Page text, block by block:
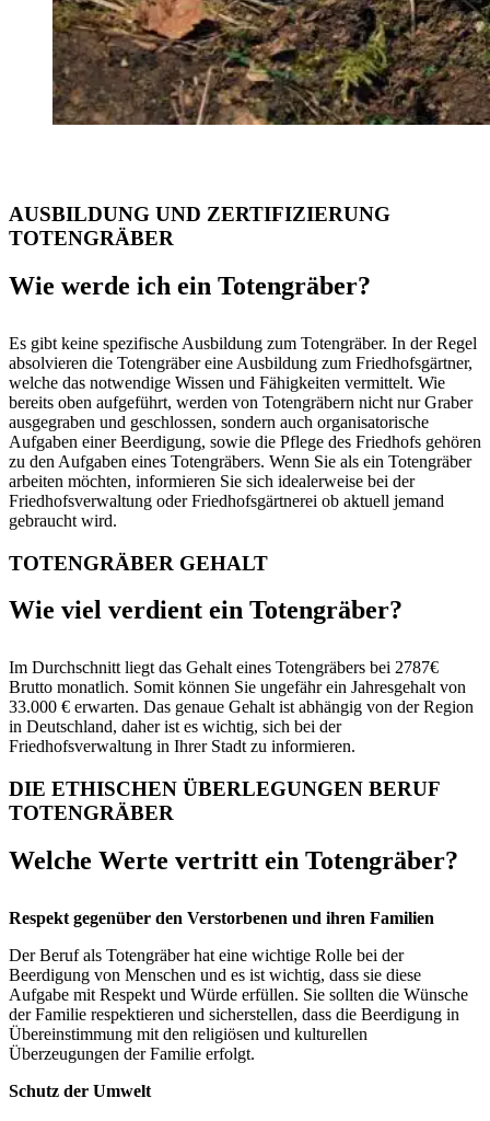
AUSBILDUNG UND ZERTIFIZIERUNG
TOTENGRÄBER
Wie werde ich ein Totengräber?
Es gibt keine spezifische Ausbildung zum Totengräber. In der Regel
absolvieren die Totengräber eine Ausbildung zum Friedhofsgärtner,
welche das notwendige Wissen und Fähigkeiten vermittelt. Wie
bereits oben aufgeführt, werden von Totengräbern nicht nur Graber
ausgegraben und geschlossen, sondern auch organisatorische
Aufgaben einer Beerdigung, sowie die Pflege des Friedhofs gehören
zu den Aufgaben eines Totengräbers. Wenn Sie als ein Totengräber
arbeiten möchten, informieren Sie sich idealerweise bei der
Friedhofsverwaltung oder Friedhofsgärtnerei ob aktuell jemand
gebraucht wird.
TOTENGRÄBER GEHALT
Wie viel verdient ein Totengräber?
Im Durchschnitt liegt das Gehalt eines Totengräbers bei 2787€
Brutto monatlich. Somit können Sie ungefähr ein Jahresgehalt von
33.000 € erwarten. Das genaue Gehalt ist abhängig von der Region
in Deutschland, daher ist es wichtig, sich bei der
Friedhofsverwaltung in Ihrer Stadt zu informieren.
DIE ETHISCHEN ÜBERLEGUNGEN BERUF
TOTENGRÄBER
Welche Werte vertritt ein Totengräber?
Respekt gegenüber den Verstorbenen und ihren Familien
Der Beruf als Totengräber hat eine wichtige Rolle bei der
Beerdigung von Menschen und es ist wichtig, dass sie diese
Aufgabe mit Respekt und Würde erfüllen. Sie sollten die Wünsche
der Familie respektieren und sicherstellen, dass die Beerdigung in
Übereinstimmung mit den religiösen und kulturellen
Überzeugungen der Familie erfolgt.
Schutz der Umwelt